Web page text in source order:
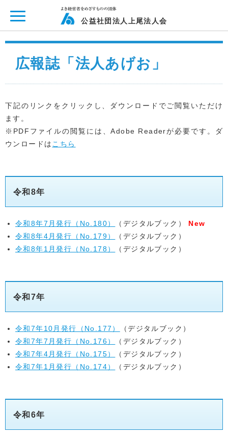
公益社団法人上尾法人会
広報誌「法人あげお」
下記のリンクをクリックし、ダウンロードでご閲覧いただけ
ます。
※PDFファイルの閲覧には、Adobe Readerが必要です。ダ
ウンロードは こちら
令和8年
令和8年7月発行（No.180） （デジタルブック） New
令和8年4月発行（No.179）
（デジタルブック）
令和8年1月発行（No.178）
（デジタルブック）
令和7年
令和7年10月発行（No.177）
（デジタルブック）
令和7年7月発行（No.176）
（デジタルブック）
令和7年4月発行（No.175）
（デジタルブック）
令和7年1月発行（No.174）
（デジタルブック）
令和6年